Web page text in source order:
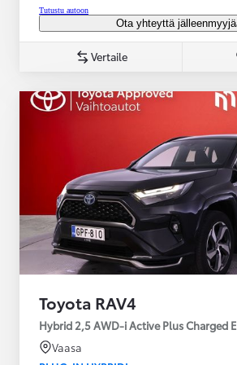
Tutustu autoon
Ota yhteyttä
Vertaile
Toyota RAV4
Hybrid 2,5 AWD-i Active Plus Charged
Vaasa